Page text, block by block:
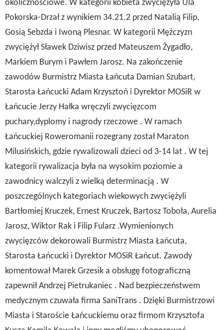
okolicznościowe. W kategorii kobieta zwyciężyła Ula
Pokorska-Drzał z wynikiem 34.21.2 przed Natalią Filip,
Gosią Sebzda i Iwoną Plesnar. W kategorii Mężczyzn
zwyciężył Sławek Dziwisz przed Mateuszem Żygadło,
Markiem Burym i Pawłem Jarosz. Na zakończenie
zawodów Burmistrz Miasta Łańcuta Damian Szubart,
Starosta Łańcucki Adam Krzysztoń i Dyrektor MOSiR w
Łańcucie Jerzy Hałka wręczyli zwycięzcom
puchary,dyplomy i nagrody rzeczowe . W ramach
Łańcuckiej Roweromanii rozegrany został Maraton
Milusińskich, gdzie rywalizowali dzieci od 3-14 lat . W tej
kategorii rywalizacja była na wysokim poziomie a
zawodnicy walczyli z wielką determinacją . W
poszczególnych kategoriach wiekowych zwyciężyli
Bartłomiej Kruczek, Ernest Kruczek, Bartosz Toboła, Aurelia
Jarosz, Wiktor Rak i Filip Fularz .Wymienionych
zwycięzców dekorowali Burmistrz Miasta Łańcuta,
Starosta Łańcucki i Dyrektor MOSiR Łańcut. Zawody
komentował Marek Grzesik a obsługę fotograficzną
zapewnił Andrzej Pietrukaniec . Nad bezpieczeństwem
medycznym czuwała firma SaniTrans . Dzięki Burmistrzowi
Miasta i Staroście Łańcuckiemu oraz firmom Krzysztofa